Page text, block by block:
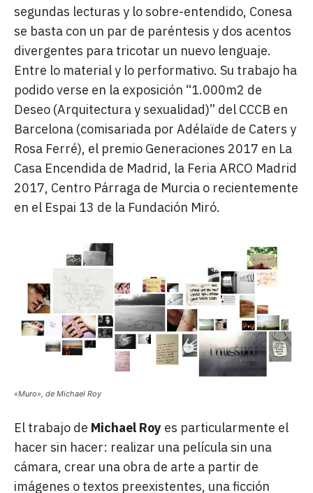
segundas lecturas y lo sobre-entendido, Conesa
se basta con un par de paréntesis y dos acentos
divergentes para tricotar un nuevo lenguaje.
Entre lo material y lo performativo. Su trabajo ha
podido verse en la exposición “1.000m2 de
Deseo (Arquitectura y sexualidad)” del CCCB en
Barcelona (comisariada por Adélaïde de Caters y
Rosa Ferré), el premio Generaciones 2017 en La
Casa Encendida de Madrid, la Feria ARCO Madrid
2017, Centro Párraga de Murcia o recientemente
en el Espai 13 de la Fundación Miró.
«Muro», de Michael Roy
El trabajo de Michael Roy es particularmente el
hacer sin hacer: realizar una película sin una
cámara, crear una obra de arte a partir de
imágenes o textos preexistentes, una ficción